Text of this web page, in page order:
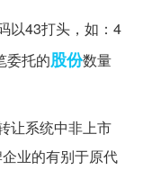
以43打头，如：4
委托的股份数量
让系统中非上市
业的有别于原代